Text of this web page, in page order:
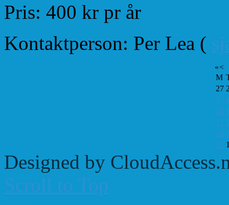
Pris: 400 kr pr år
Kontaktperson: Per Lea (
«<
M
27
3
10
17
24
31
Designed by
Scroll to Top